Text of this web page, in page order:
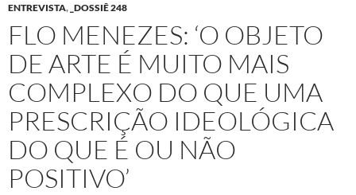
ENTREVISTA, _DOSSIÊ 248
FLO MENEZES: ‘O OBJETO
DE ARTE É MUITO MAIS
COMPLEXO DO QUE UMA
PRESCRIÇÃO IDEOLÓGICA
DO QUE É OU NÃO
POSITIVO’